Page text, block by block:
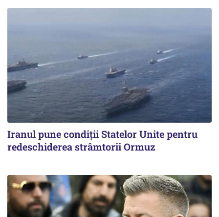
Iranul pune condiții Statelor Unite pentru
redeschiderea strâmtorii Ormuz